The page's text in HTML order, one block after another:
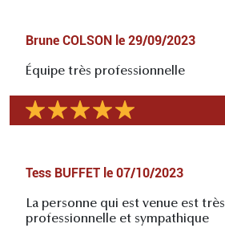
Brune COLSON le 29/09/2023
Équipe très professionnelle
Tess BUFFET le 07/10/2023
La personne qui est venue est très
professionnelle et sympathique